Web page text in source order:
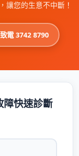
讓您的生意不中斷！
致電 3742 8790
障快速診斷